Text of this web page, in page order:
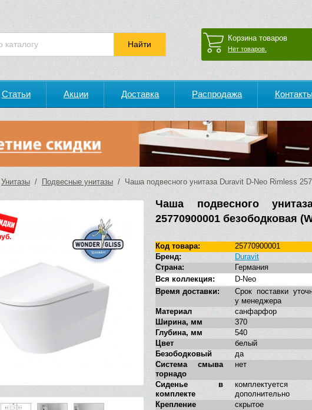
Корзина товаров
Нет товаров.
Статьи Акции Доставка Распродажа Контакты
Унитазы / Подвесные унитазы / Чаша подвесного унитаза Duravit D-Neo Rimless
Чаша подвесного
25770900001 безободковая
Код товара:
25770900001
Бренд:
Duravit
Страна:
Германия
Вся коллекция:
D-Neo
Время доставки:
Срок поставки
у менеджера
Материал
санфарфор
Ширина, мм
370
Глубина, мм
540
Цвет
белый
Безободковый
да
Система смыва
торнадо
нет
Сиденье в
комплекте
комплектуется
дополнительно
Крепление
скрытое